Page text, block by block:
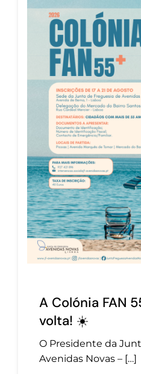
A Colónia FAN
volta! ☀️
O Presidente da
Avenidas Novas – […]